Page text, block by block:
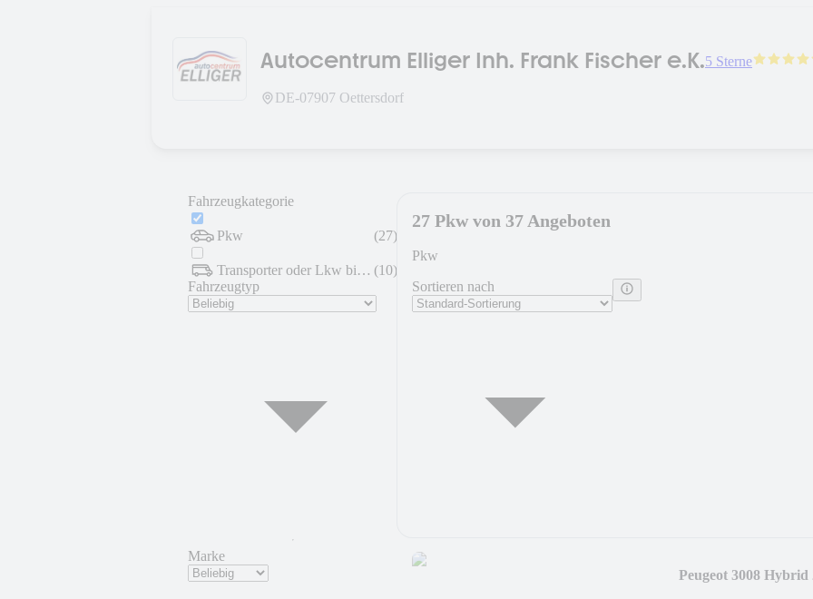
Autocentrum Elliger Inh. Frank Fischer e.K.5 Sterne
DE-07907 Oettersdorf
Fahrzeugkategorie
Pkw (27)
Transporter oder Lkw bis 7,5 t (10)
Fahrzeugtyp
Marke
27 Pkw von 37 Angeboten
Pkw
Sortieren nach
Peugeot 3008